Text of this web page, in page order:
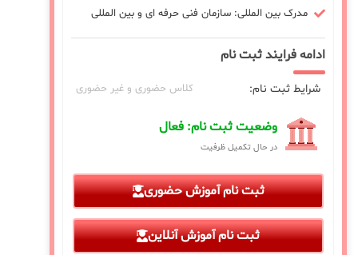
مدرک بین المللی: سازمان فنی حرفه ای و بین المللی
ادامه فرایند ثبت نام
شرایط ثبت نام: کلاس حضوری و غیر حضوری
وضعیت ثبت نام: فعال
در حال تکمیل ظرفیت
ثبت نام آموزش حضوری
ثبت نام آموزش آنلاین